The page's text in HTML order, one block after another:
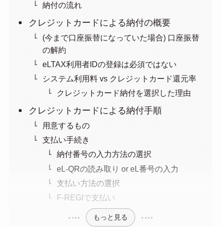
納付の流れ
クレジットカードによる納付の概要
(今まで口座振替になっていた場合) 口座振替
の解約
eLTAX利用者IDの登録は必須ではない
システム利用料 vs クレジットカード還元率
クレジットカード納付を選択した理由
クレジットカードによる納付手順
用意するもの
支払い手続き
納付番号の入力方法の選択
eL-QRの読み取り or eL番号の入力
支払い方法の選択
F-REGIで支払い
もっと見る